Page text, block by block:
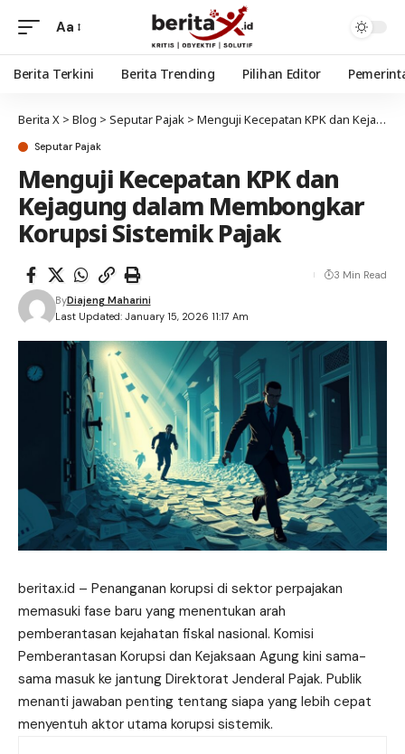
Aa
Berita Terkini Berita Trending Pilihan Editor
Berita X > Blog > Seputar Pajak > Menguji Kecepatan KPK dan Kejagung dalam Membongkar Korupsi Sistemik Pajak
Seputar Pajak
Menguji Kecepatan KPK dan
Kejagung dalam Membongkar
Korupsi Sistemik Pajak
Last Updated: January 15, 2026 11:17 Am
ByDiajeng Maharini
3 Min Read
beritax.id – Penanganan korupsi di sektor perpajakan
memasuki fase baru yang menentukan arah
pemberantasan kejahatan fiskal nasional. Komisi
Pemberantasan Korupsi dan Kejaksaan Agung kini sama-
sama masuk ke jantung Direktorat Jenderal Pajak. Publik
menanti jawaban penting tentang siapa yang lebih cepat
menyentuh aktor utama korupsi sistemik.